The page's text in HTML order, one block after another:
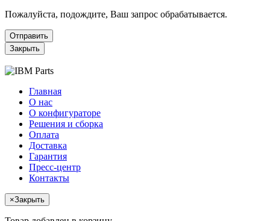
Пожалуйста, подождите, Ваш запрос обрабатывается.
Отправить
Закрыть
Главная
О нас
О конфигураторе
Решения и сборка
Оплата
Доставка
Гарантия
Пресс-центр
Контакты
×Закрыть